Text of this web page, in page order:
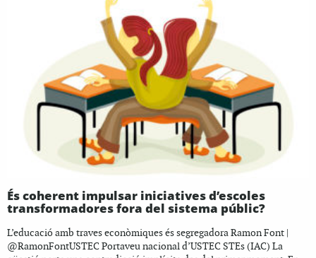
És coherent impulsar iniciatives d’escoles
transformadores fora del sistema públic?
L’educació amb traves econòmiques és segregadora Ramon Font |
@RamonFontUSTEC Portaveu nacional d’USTEC STEs (IAC) La